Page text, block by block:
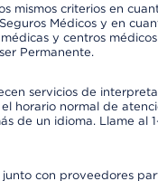
mismos criterios en
Médicos y en
y centros
Permanente.
servicios de
horario normal de
de un idioma. Llame al
con proveedores